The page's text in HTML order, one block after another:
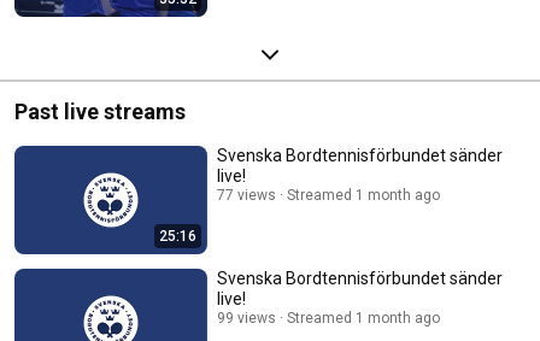
Past live streams
25:16
Svenska Bordtennisförbundet sänder
live!
77 views Streamed 1 month ago
Svenska Bordtennisförbundet sänder
live!
99 views Streamed 1 month ago